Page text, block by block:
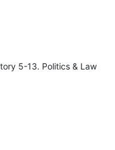
5-13. Politics & Law